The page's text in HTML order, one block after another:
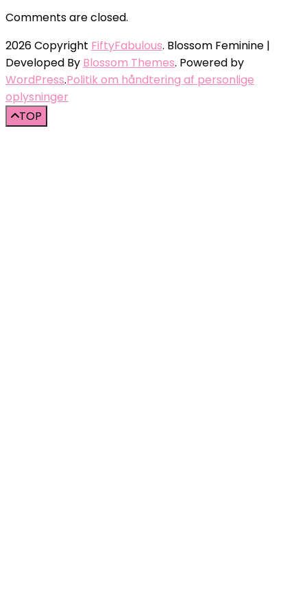
Comments are closed.
2026 Copyright FiftyFabulous. Blossom Feminine |
Developed By Blossom Themes. Powered by
WordPress.Politik om håndtering af personlige
oplysninger
TOP